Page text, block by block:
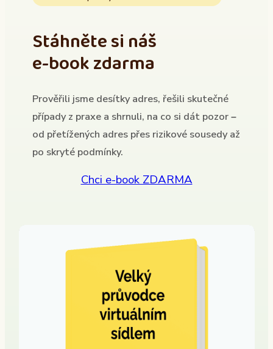
Stáhněte si náš
e-book zdarma
Prověřili jsme desítky adres, řešili skutečné
případy z praxe a shrnuli, na co si dát pozor –
od přetížených adres přes rizikové sousedy až
po skryté podmínky.
Chci e-book ZDARMA